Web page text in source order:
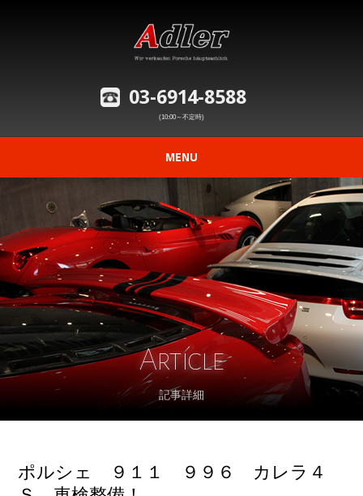
03-6914-8588
(10:00～不定時)
MENU
在庫車情報
修理事例の紹介
愛車の買取査定
購入から納車までの流れ
公式ブログ
Article
記事詳細
ポルシェ ９１１ ９９６ カレラ４